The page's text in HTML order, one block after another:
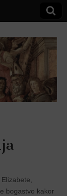
bogastvo kakor